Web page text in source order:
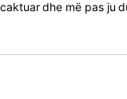
caktuar dhe më pas ju